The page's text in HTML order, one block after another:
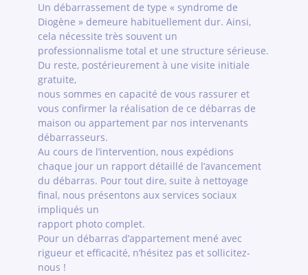
Un débarrassement de type « syndrome de
Diogène » demeure habituellement dur. Ainsi,
cela nécessite très souvent un
professionnalisme total et une structure sérieuse.
Du reste, postérieurement à une visite initiale
gratuite,
nous sommes en capacité de vous rassurer et
vous confirmer la réalisation de ce débarras de
maison ou appartement par nos intervenants
débarrasseurs.
Au cours de l’intervention, nous expédions
chaque jour un rapport détaillé de l’avancement
du débarras. Pour tout dire, suite à nettoyage
final, nous présentons aux services sociaux
impliqués un
rapport photo complet.
Pour un débarras d’appartement mené avec
rigueur et efficacité, n’hésitez pas et sollicitez-
nous !